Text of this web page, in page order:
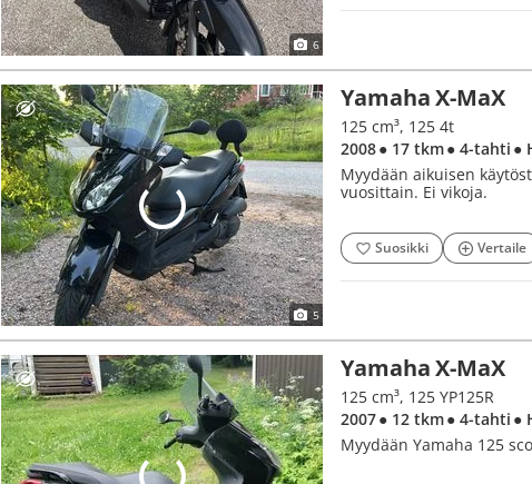
6
5
Yamaha X-MaX
125 cm³, 125 4t
2008● 17 tkm● 4-tahti ●
Myydään aikuisen
vuosittain. Ei vikoja.
Suosikki Vertaile
Yamaha X-MaX
125 cm³, 125 YP125R
2007● 12 tkm● 4-tahti ●
Myydään Yamaha 125